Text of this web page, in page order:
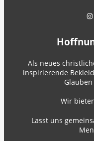
Als neues
inspirierende
Wir
Lasst uns